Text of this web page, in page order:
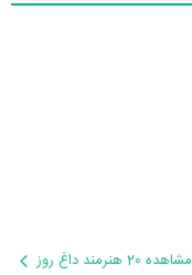
مشاهده 20 هنرمند داغ روز